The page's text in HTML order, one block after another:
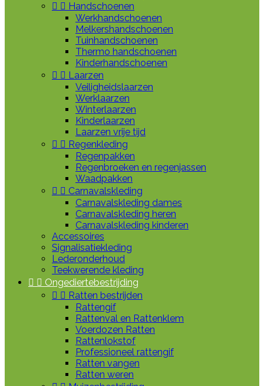
  Handschoenen
Werkhandschoenen
Melkershandschoenen
Tuinhandschoenen
Thermo handschoenen
Kinderhandschoenen
  Laarzen
Veiligheidslaarzen
Werklaarzen
Winterlaarzen
Kinderlaarzen
Laarzen vrije tijd
  Regenkleding
Regenpakken
Regenbroeken en regenjassen
Waadpakken
  Carnavalskleding
Carnavalskleding dames
Carnavalskleding heren
Carnavalskleding kinderen
Accessoires
Signalisatiekleding
Lederonderhoud
Teekwerende kleding
  Ongediertebestrijding
  Ratten bestrijden
Rattengif
Rattenval en Rattenklem
Voerdozen Ratten
Rattenlokstof
Professioneel rattengif
Ratten vangen
Ratten weren